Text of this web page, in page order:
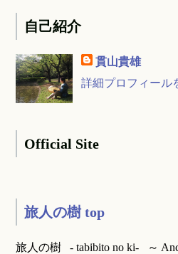
自己紹介
貫山貴雄
詳細プロフィール
Official Site
旅人の樹 top
旅人の樹 - tabibito no ki- ～